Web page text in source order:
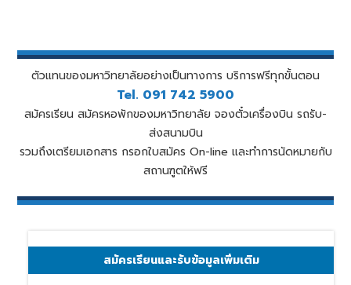
ตัวแทนของมหาวิทยาลัยอย่างเป็นทางการ บริการฟรีทุกขั้นตอน
Tel. 091 742 5900
สมัครเรียน สมัครหอพักของมหาวิทยาลัย จองตั๋วเครื่องบิน รถรับ-
ส่งสนามบิน
รวมถึงเตรียมเอกสาร กรอกใบสมัคร On-line และทำการนัดหมายกับ
สถานฑูตให้ฟรี
สมัครเรียนและรับข้อมูลเพิ่มเติม